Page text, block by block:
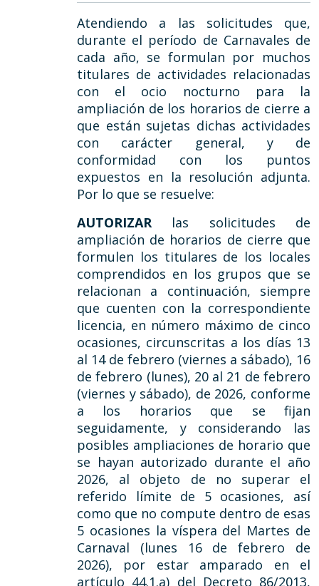
Atendiendo a las solicitudes que,
durante el período de Carnavales de
cada año, se formulan por muchos
titulares de actividades relacionadas
con el ocio nocturno para la
ampliación de los horarios de cierre a
que están sujetas dichas actividades
con carácter general, y de
conformidad con los puntos
expuestos en la resolución adjunta.
Por lo que se resuelve:
AUTORIZARlas solicitudes de
ampliación de horarios de cierre que
formulen los titulares de los locales
comprendidos en los grupos que se
relacionan a continuación, siempre
que cuenten con la correspondiente
licencia, en número máximo de cinco
ocasiones, circunscritas a los días 13
al 14 de febrero (viernes a sábado), 16
de febrero (lunes), 20 al 21 de febrero
(viernes y sábado), de 2026, conforme
a los horarios que se fijan
seguidamente, y considerando las
posibles ampliaciones de horario que
se hayan autorizado durante el año
2026, al objeto de no superar el
referido límite de 5 ocasiones, así
como que no compute dentro de esas
5 ocasiones la víspera del Martes de
Carnaval (lunes 16 de febrero de
2026), por estar amparado en el
artículo 44.1.a) del Decreto 86/2013,